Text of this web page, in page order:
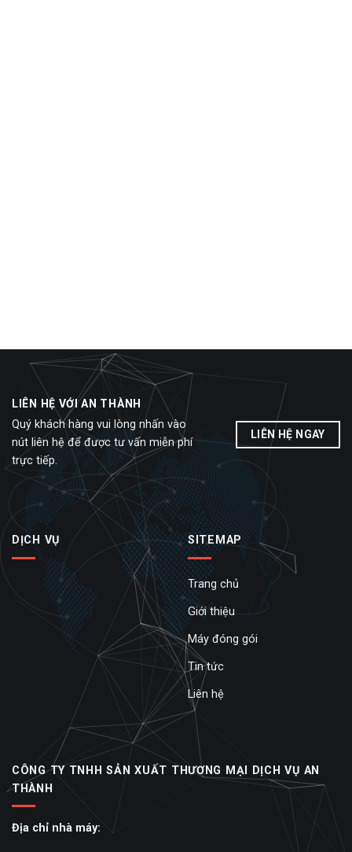
LIÊN HỆ VỚI AN THÀNH
Quý khách hàng vui lòng nhấn vào
nút liên hệ để được tư vấn miễn phí
trực tiếp.
LIÊN HỆ NGAY
DỊCH VỤ SITEMAP
Trang chủ
Giới thiệu
Máy đóng gói
Tin tức
Liên hệ
CÔNG TY TNHH SẢN XUẤT THƯƠNG MẠI DỊCH VỤ AN
THÀNH
Địa chỉ nhà máy: